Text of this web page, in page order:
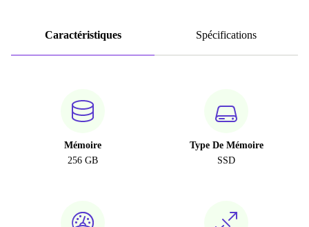
Caractéristiques Spécifications
Mémoire
256 GB
Type De Mémoire
SSD